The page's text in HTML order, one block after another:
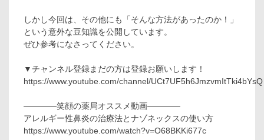
しかし今回は、その他にも「そんな方法があったのか！」
という意外な豆知識を公開しています。
ぜひ参考になさってください。
▼チャンネル登録まだの方は登録お願いします！
https://www.youtube.com/channel/UCt7UF5h6JmzvmItTki4bYsQ
————笑顔の薬局オススメ動画————
アレルギー性鼻炎の治療法とナゾネックスの使い方
https://www.youtube.com/watch?v=O68BKKi677c